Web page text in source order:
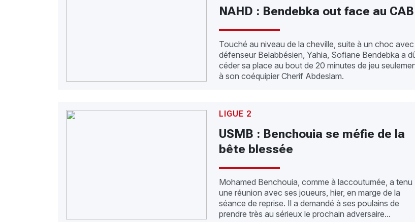
NAHD : Bendebka out face au CAB
Touché au niveau de la cheville, suite à un choc avec
défenseur Belabbésien, Yahia, Sofiane Bendebka a
céder sa place au bout de 20 minutes de jeu
à son coéquipier Cherif Abdeslam.
LIGUE 2
USMB : Benchouia se méfie de la
bête blessée
Mohamed Benchouia, comme à laccoutumée, a tenu
une réunion avec ses joueurs, hier, en marge de la
séance de reprise. Il a demandé à ses poulains de
prendre très au sérieux le prochain adversaire...